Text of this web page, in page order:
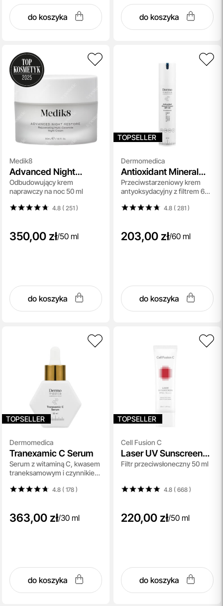
do koszyka do koszyka
Medik8
Advanced Night
Restore
Odbudowujący krem
naprawczy na noc 50 ml
4.8 ( 251)
350,00 zł/50 ml
do koszyka
TOPSELLER
Dermomedica
Antioxidant Mineral
Cream SPF 30
Przeciwstarzeniowy krem
antyoksydacyjny z filtrem 60
4.8 ( 281)
203,00 zł/60 ml
do koszyka
TOPSELLER
Dermomedica
Tranexamic C Serum
Serum z witaminą C, kwasem
traneksamowym i czynnikiem
4.8 ( 178)
363,00 zł/30 ml
do koszyka
TOPSELLER
Cell Fusion C
Laser UV Sunscreen
SPF 50+ PA++++
Filtr przeciwsłoneczny 50 ml
4.8 ( 668)
220,00 zł/50 ml
do koszyka